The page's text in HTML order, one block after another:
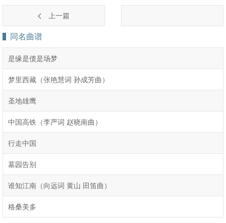
上一篇
同名曲谱
是缘是债是场梦
梦里西藏（张艳慧词 孙成芳曲）
圣地雄鹰
中国高铁（李严词 赵晓南曲）
行走中国
墓园告别
谁知江南（向远词 黄山 田笛曲）
格桑美多